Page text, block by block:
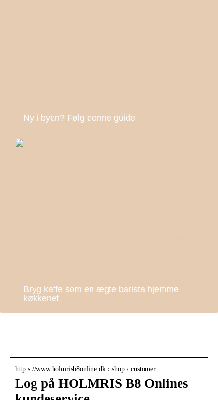
Ny i byen? Følg denne guide
Bryg kaffe som en ægte barista hjemme i
køkkenet
http s://www.holmrisb8online.dk › shop › customer
Log på HOLMRIS B8 Onlines